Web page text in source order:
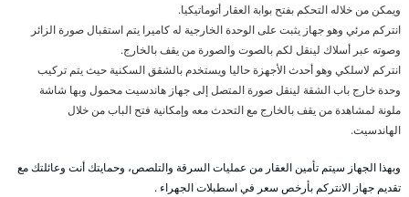
ويمكن من خلاله التحكم بفتح بوابة العقار أتوماتيكيا.
انتركم مرئي وهو جهاز يثبت على الوحدة الخارجية له كاميرا يتم استقبال صورة الزائر
وصوته عبر أسلاك لينقل لكم بالصوت والصورة من يقف بالخارج.
انتركم لاسلكي وهو أحدث الأجهزة حاليا ويستخدم بالشقق السكنية حيث يتم تركيب
وحدة خارج باب الشقة لينقل صورة المتصل إلى جهاز هاندسيت محمول وبها شاشة
ملونة لمشاهدة من يقف بالخارج مع التحدث معه وإمكانية فتح الباب من خلال
الهاندسيت.
وبهذا الجهاز سيتم تأمين العقار من عمليات السرقة والتلصص، وحمايتك أنت وعائلتك مع
تقديم جهاز الانتركم بأرخص سعر في اسطبلات الجهراء .